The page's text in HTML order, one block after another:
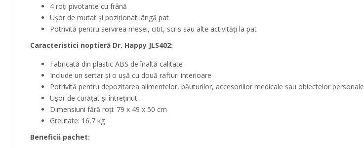
4 roți pivotante cu frână
Ușor de mutat și poziționat lângă pat
Potrivită pentru servirea mesei, citit, scris sau alte activități la pat
Caracteristici noptieră Dr. Happy JLS402:
Fabricată din plastic ABS de înaltă calitate
Include un sertar și o ușă cu două rafturi interioare
Potrivită pentru depozitarea alimentelor, băuturilor, accesoriilor medicale sau obiectelor personale
Ușor de curățat și întreținut
Dimensiuni fără roți: 79 x 49 x 50 cm
Greutate: 16,7 kg
Beneficii pachet: